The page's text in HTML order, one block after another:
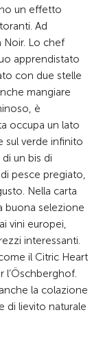
un effetto
Ad
Lo chef
apprendistato
con due stelle
mangiare
è
occupa un lato
sul verde infinito
un bis di
pesce pregiato,
Nella carta
buona selezione
vini europei,
interessanti.
il Citric Heart
l’Öschberghof.
la colazione
di lievito naturale